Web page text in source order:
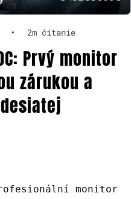
• 2m čítanie
Prvý monitor
zárukou a
monitor